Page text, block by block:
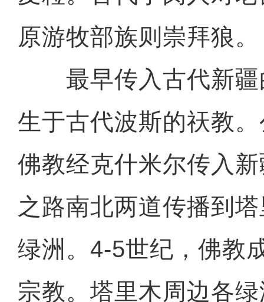
原游牧部族则崇拜狼。
最早传入古代新疆
生于古代波斯的祆教
佛教经克什米尔传入
之路南北两道传播到
绿洲。4-5世纪，佛教
宗教。塔里木周边各